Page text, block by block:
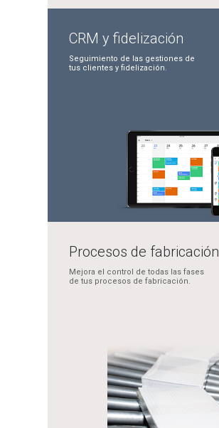
CRM y fidelización
Seguimiento de las gestiones de
tus clientesy fidelización.
Procesos de fabricación
Mejora el control de todas las fases
de tus procesos de fabricación.